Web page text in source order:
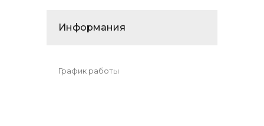
Информания
График работы